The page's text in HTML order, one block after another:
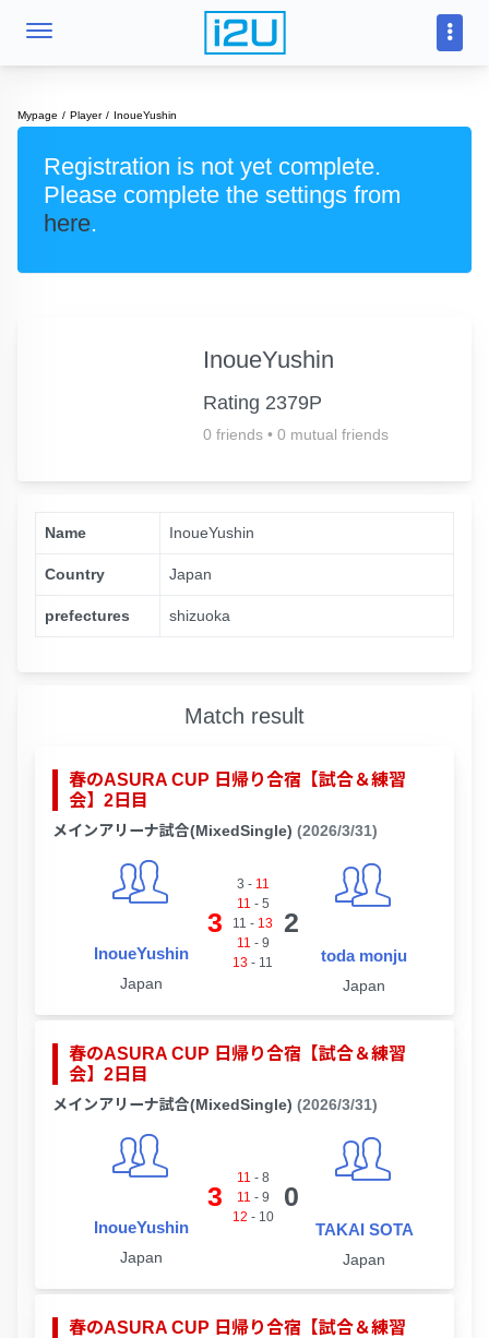
Mypage Player InoueYushin
Registration is not yet complete.
Please complete the settings from
here.
InoueYushin
Rating 2379P
0 friends • 0 mutual friends
Name InoueYushin
Country Japan
prefectures shizuoka
Match result
春のASURA CUP 日帰り合宿【試合＆練習
会】2日目
メインアリーナ試合(MixedSingle) (2026/3/31)
InoueYushin
Japan
3
3 - 11
11 - 5
11 - 13
11 - 9
13 - 11
2
toda monju
Japan
春のASURA CUP 日帰り合宿【試合＆練習
会】2日目
メインアリーナ試合(MixedSingle) (2026/3/31)
InoueYushin
Japan
3
11 - 8
11 - 9
12 - 10
0
TAKAI SOTA
Japan
春のASURA CUP 日帰り合宿【試合＆練習